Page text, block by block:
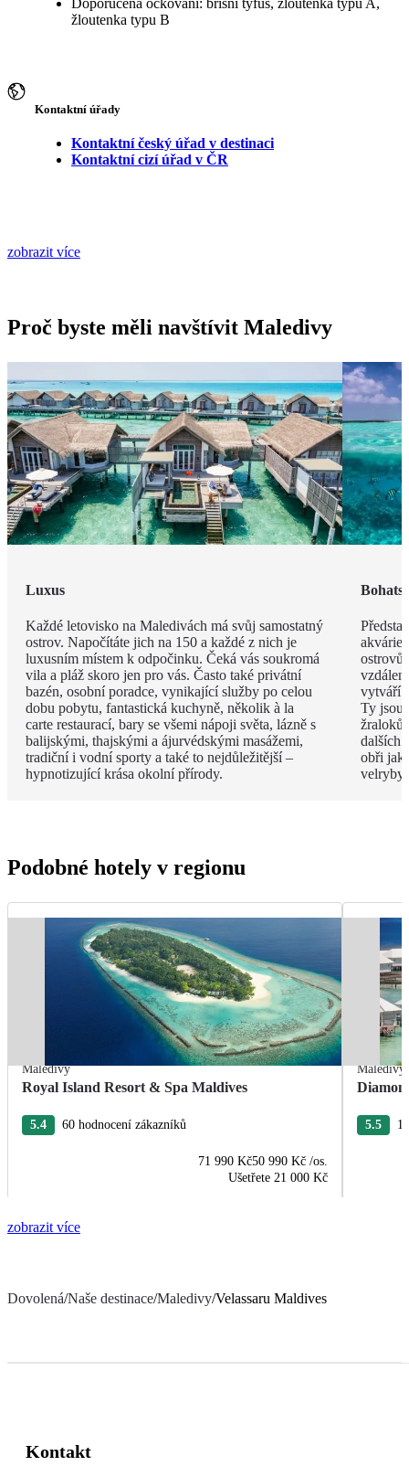
Doporučená očkování: břišní tyfus, žloutenka typu A,
žloutenka typu B
Kontaktní úřady
Kontaktní český úřad v destinaci
Kontaktní cizí úřad v ČR
zobrazit více
Proč byste měli navštívit Maledivy
Luxus
Každé letovisko na Maledivách má svůj samostatný
ostrov. Napočítáte jich na 150 a každé z nich je
luxusním místem k odpočinku. Čeká vás soukromá
vila a pláž skoro jen pro vás. Často také privátní
bazén, osobní poradce, vynikající služby po celou
dobu pobytu, fantastická kuchyně, několik à la
carte restaurací, bary se všemi nápoji světa, lázně s
balijskými, thajskými a ájurvédskými masážemi,
tradiční i vodní sporty a také to nejdůležitější –
hypnotizující krása okolní přírody.
ostrovů
vytváří
Ty jsou
dalších
obři
velryby.
Podobné hotely v regionu
Maledivy
Royal Island Resort & Spa Maldives
5.4 60 hodnocení zákazníků
71 990 Kč50 990 Kč /os.
Ušetřete 21 000 Kč
Maledivy
5.5
zobrazit více
Dovolená/Naše destinace/Maledivy/Velassaru Maldives
Kontakt